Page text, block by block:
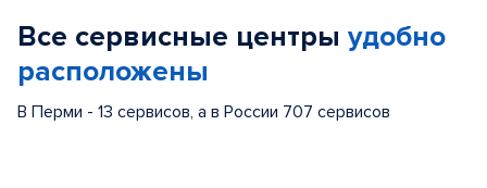
Все сервисные центры удобно
расположены
В Перми - 13 сервисов, а в России 707 сервисов